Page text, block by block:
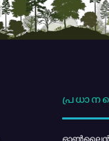
ഓൺലൈൻ